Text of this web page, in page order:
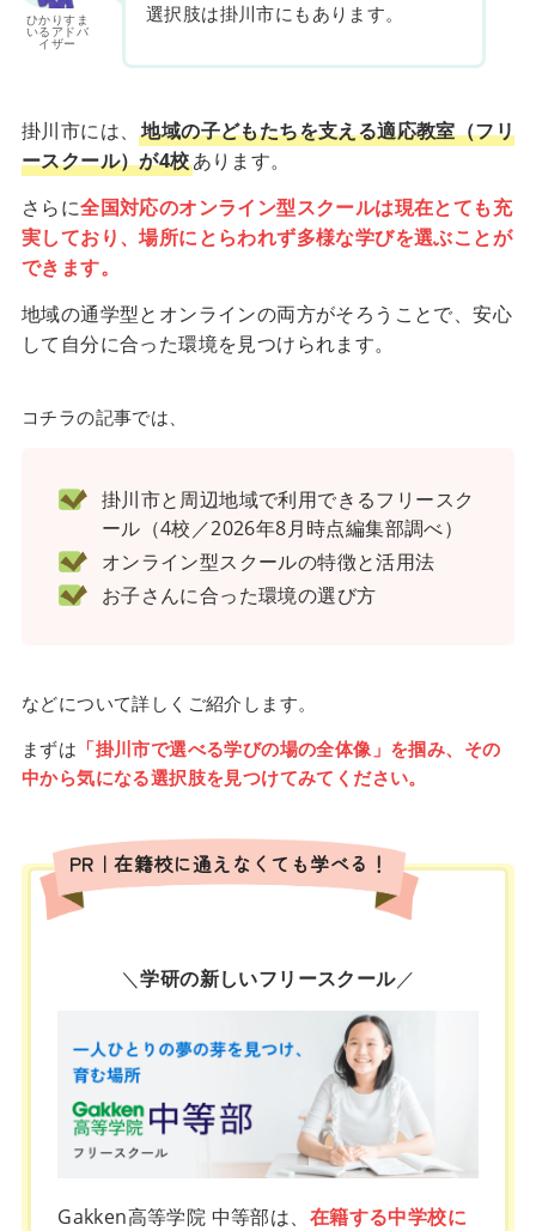
ひかりすま
いるアドバ
イザー
選択肢は掛川市にもあります。
掛川市には、地域の子どもたちを支える適応教室（フリ
ースクール）が4校あります。
さらに全国対応のオンライン型スクールは現在とても充
実しており、場所にとらわれず多様な学びを選ぶことが
できます。
地域の通学型とオンラインの両方がそろうことで、安心
して自分に合った環境を見つけられます。
コチラの記事では、
掛川市と周辺地域で利用できるフリースク
ール（4校／2026年8月時点編集部調べ）
オンライン型スクールの特徴と活用法
お子さんに合った環境の選び方
などについて詳しくご紹介します。
まずは 「掛川市で選べる学びの場の全体像」を掴み、その
中から気になる選択肢を見つけてみてください。
PR｜在籍校に通えなくても学べる！
＼学研の新しいフリースクール／
Gakken高等学院 中等部は、 在籍する中学校に